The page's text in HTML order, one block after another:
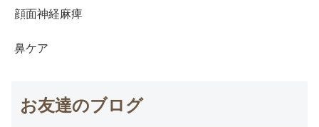
顔面神経麻痺
鼻ケア
お友達のブログ